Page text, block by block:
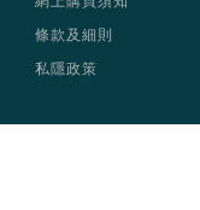
條款及細則
私隱政策